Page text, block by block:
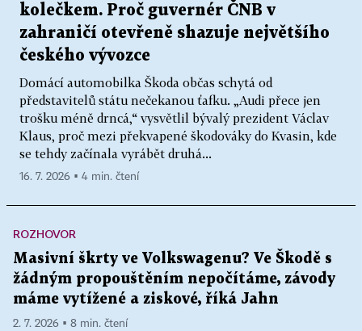
kolečkem. Proč guvernér ČNB v
zahraničí otevřeně shazuje největšího
českého vývozce
Domácí automobilka Škoda občas schytá od
představitelů státu nečekanou ťafku. „Audi přece jen
trošku méně drncá,“ vysvětlil bývalý prezident Václav
Klaus, proč mezi překvapené škodováky do Kvasin, kde
se tehdy začínala vyrábět druhá...
16. 7. 2026 ▪ 4 min. čtení
ROZHOVOR
Masivní škrty ve Volkswagenu? Ve Škodě s
žádným propouštěním nepočítáme, závody
máme vytížené a ziskové, říká Jahn
2. 7. 2026 ▪ 8 min. čtení